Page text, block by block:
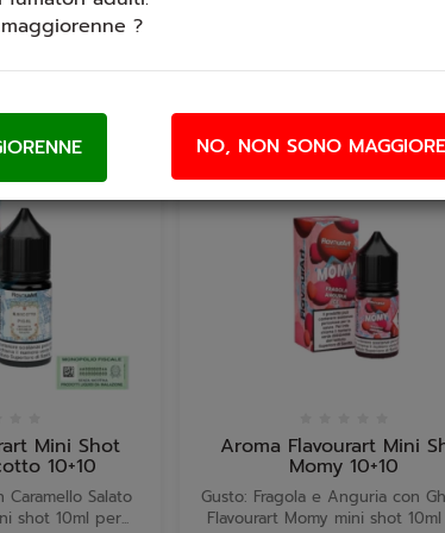
Mini Shot
10+10
Salato
shot 10ml per...
Aroma Flavourart Mini
Momy 10+10
Gusto: Fragola e Anguria con
Flavourart Momy mini shot 10ml
?
NO, NON SONO